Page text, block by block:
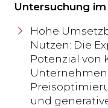
Untersuchung
Hohe
Nutzen: Die
Potenzial von
und